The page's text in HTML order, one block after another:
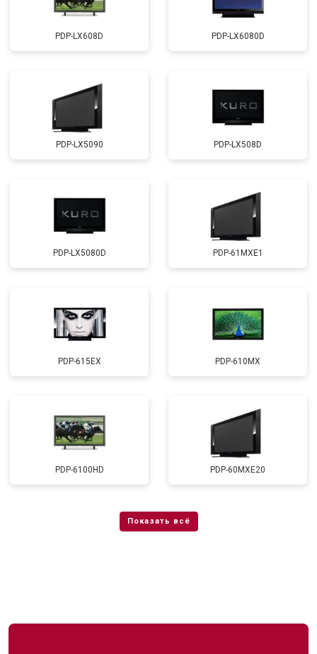
PDP-LX608D PDP-LX6080D
PDP-LX5090 PDP-LX508D
PDP-LX5080D PDP-61MXE1
PDP-615EX PDP-610MX
PDP-6100HD PDP-60MXE20